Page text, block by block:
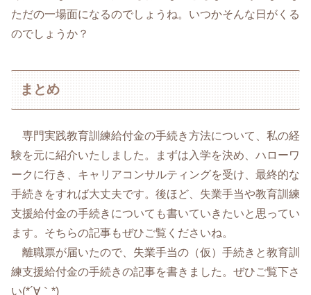
ただの一場面になるのでしょうね。いつかそんな日がくる
のでしょうか？
まとめ
専門実践教育訓練給付金の手続き方法について、私の経
験を元に紹介いたしました。まずは入学を決め、ハローワ
ークに行き、キャリアコンサルティングを受け、最終的な
手続きをすれば大丈夫です。後ほど、失業手当や教育訓練
支援給付金の手続きについても書いていきたいと思ってい
ます。そちらの記事もぜひご覧くださいね。
離職票が届いたので、失業手当の（仮）手続きと教育訓
練支援給付金の手続きの記事を書きました。ぜひご覧下さ
い(*´∀｀*)